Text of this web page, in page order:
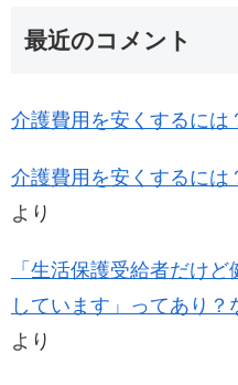
最近のコメント
介護費用を安くするには
介護費用を安くするには
より
「生活保護受給者だけ
しています」ってあり？
より